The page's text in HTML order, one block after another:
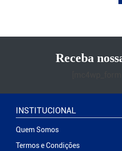
Receba
INSTITUCIONAL
Quem Somos
Termos e Condições